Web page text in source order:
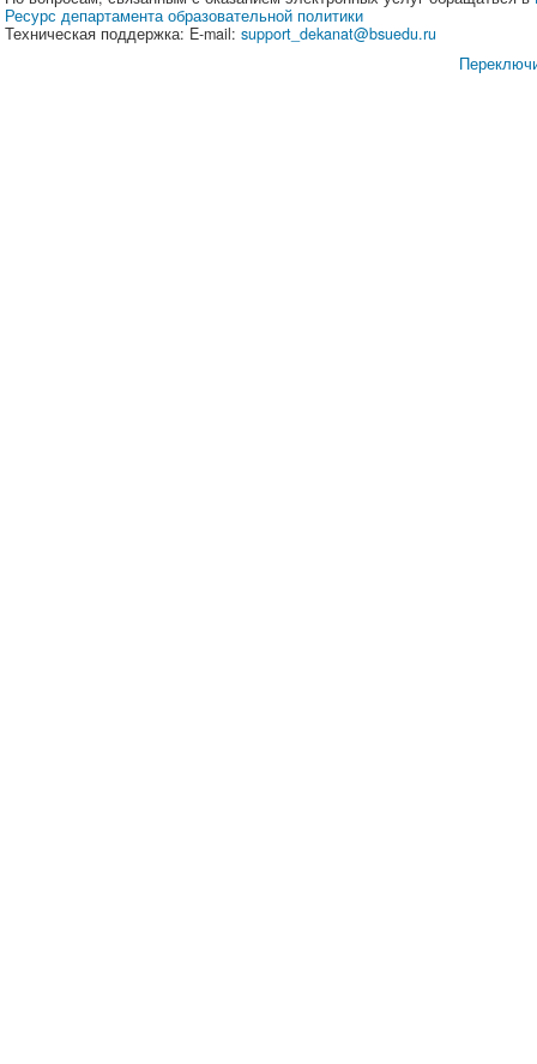
Ресурс департамента образовательной политики
Техническая поддержка: E-mail: support_dekanat@bsuedu.ru